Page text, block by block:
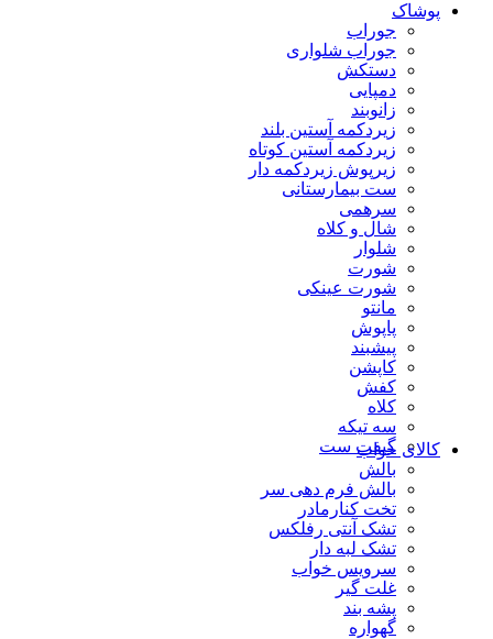
پوشاک
جوراب
جوراب شلواری
دستکش
دمپایی
زانوبند
زیردکمه آستین بلند
زیردکمه آستین کوتاه
زیرپوش زیردکمه دار
ست بیمارستانی
سرهمی
شال و کلاه
شلوار
شورت
شورت عینکی
مانتو
پاپوش
پیشبند
کاپشن
کفش
کلاه
سه تیکه
گیفت ستکالای خواب
بالش
بالش فرم دهی سر
تخت کنارمادر
تشک آنتی رفلکس
تشک لبه دار
سرویس خواب
غلت گیر
پشه بند
گهواره